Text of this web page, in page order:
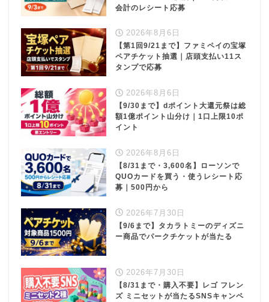
会計のレシート応募
2026年8月6日
【第1回9/21まで】ファミペイの宝塚
ペアチケット抽選｜店頭支払い11ス
タンプで応募
2026年8月6日
【9/30まで】dポイント大還元祭は総
額1億ポイント山分け｜1口上限10ポ
イント
2026年8月6日
【8/31まで・3,600名】ローソンで
QUOカードを買う・使うレシート応
募｜500円から
2026年7月30日
【9/6まで】タカラトミーのディズニ
ー商品でパークチケットが当たる
2026年7月30日
【8/31まで・購入不要】レゴ フレン
ズ ミニセットが当たるSNSキャンペ